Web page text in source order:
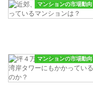
マンションの市場動向
マンションの市場動向